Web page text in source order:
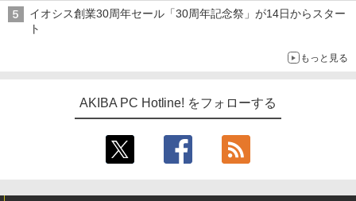
イオシス創業30周年セール「30周年記念祭」が14日からスター
ト
もっと見る
AKIBA PC Hotline! をフォローする